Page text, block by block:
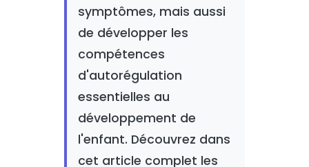
symptômes, mais aussi
de développer les
compétences
d'autorégulation
essentielles au
développement de
l'enfant. Découvrez dans
cet article complet les